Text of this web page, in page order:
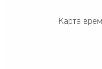
Карта